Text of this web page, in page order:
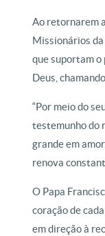
Ao retornarem
Missionários
que suportam o
Deus,
“Por meio do
testemunho do
grande em
renova
O Papa
coração de
em direção à